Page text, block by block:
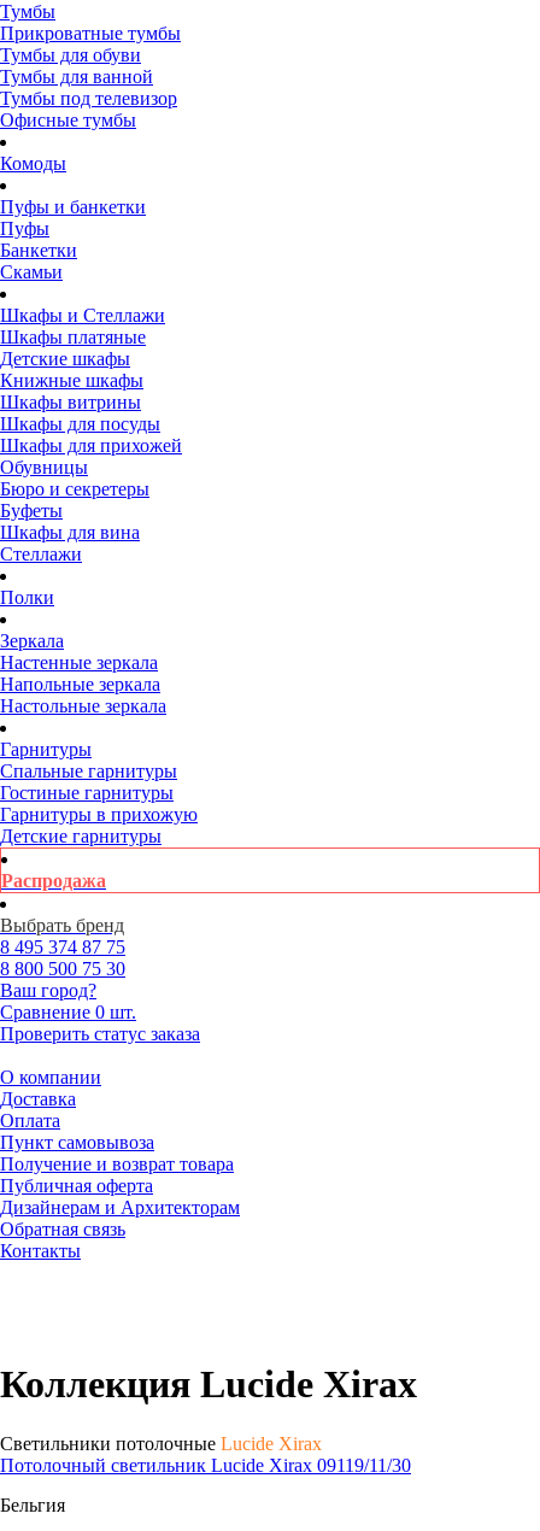
Тумбы
Прикроватные тумбы
Тумбы для обуви
Тумбы для ванной
Тумбы под телевизор
Офисные тумбы
Комоды
Пуфы и банкетки
Пуфы
Банкетки
Скамьи
Шкафы и Стеллажи
Шкафы платяные
Детские шкафы
Книжные шкафы
Шкафы витрины
Шкафы для посуды
Шкафы для прихожей
Обувницы
Бюро и секретеры
Буфеты
Шкафы для вина
Стеллажи
Полки
Зеркала
Настенные зеркала
Напольные зеркала
Настольные зеркала
Гарнитуры
Спальные гарнитуры
Гостиные гарнитуры
Гарнитуры в прихожую
Детские гарнитуры
Распродажа
Выбрать бренд
8 495 374 87 75
8 800 500 75 30
Ваш город?
Сравнение 0 шт.
Проверить статус заказа
О компании
Доставка
Оплата
Пункт самовывоза
Получение и возврат товара
Публичная оферта
Дизайнерам и Архитекторам
Обратная связь
Контакты
Коллекция Lucide Xirax
Светильники потолочные Lucide Xirax
Потолочный светильник Lucide Xirax 09119/11/30
Бельгия